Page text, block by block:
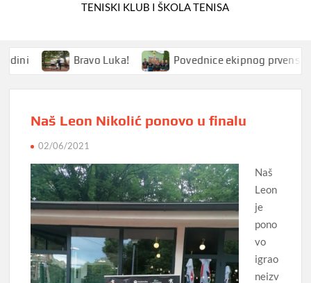
TENISKI KLUB I ŠKOLA TENISA
Bravo Luka! Povednice ekipnog prvenstva
Naš Leon Nikolić ponovo u finalu
02/06/2021
Naš
Leon
je
pono
vo
igrao
neizv